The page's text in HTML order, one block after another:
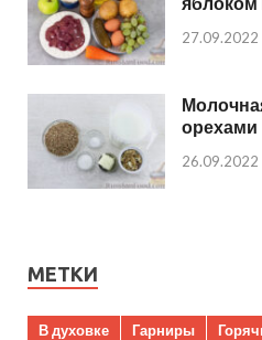
27.09.2022
орехами
26.09.2022
МЕТКИ
В духовке Гарниры